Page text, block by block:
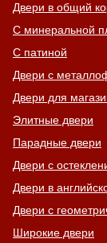
Двери в общий
С минеральной
С патиной
Двери с
Двери для
Элитные двери
Парадные двери
Двери с
Двери в
Двери с
Широкие двери